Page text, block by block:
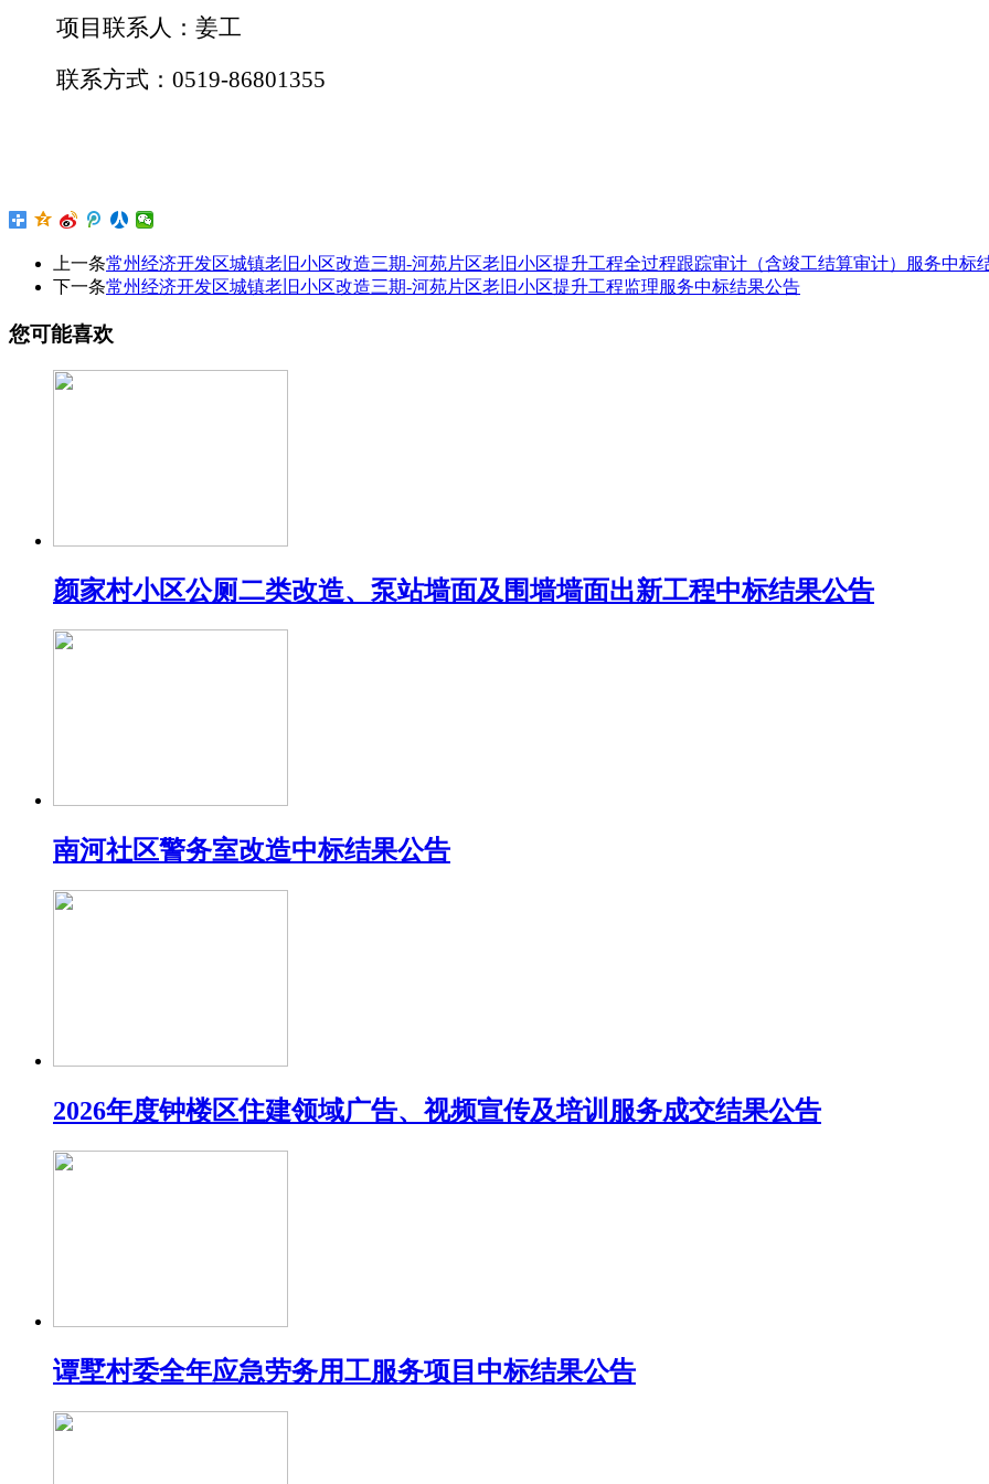
项目联系人： 姜工
联系方式： 0519-86801355
上一条常州经济开发区城镇老旧小区改造三期-河苑片区老旧小区提升工程全过程跟踪审计（含竣工结算审计）服务中标
下一条常州经济开发区城镇老旧小区改造三期-河苑片区老旧小区提升工程监理服务中标结果公告
您可能喜欢
颜家村小区公厕二类改造、泵站墙面及围墙墙面出新工程中标结果公告
南河社区警务室改造中标结果公告
2026年度钟楼区住建领域广告、视频宣传及培训服务成交结果公告
谭墅村委全年应急劳务用工服务项目中标结果公告